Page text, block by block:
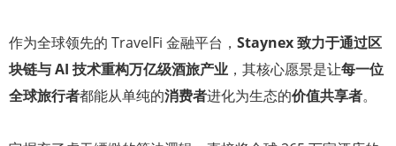
作为全球领先的 TravelFi 金融平台， Staynex 致力于通过区
块链与 AI 技术重构万亿级酒旅产业 ，其核心愿景是让每一位
全球旅行者都能从单纯的消费者进化为生态的价值共享者。